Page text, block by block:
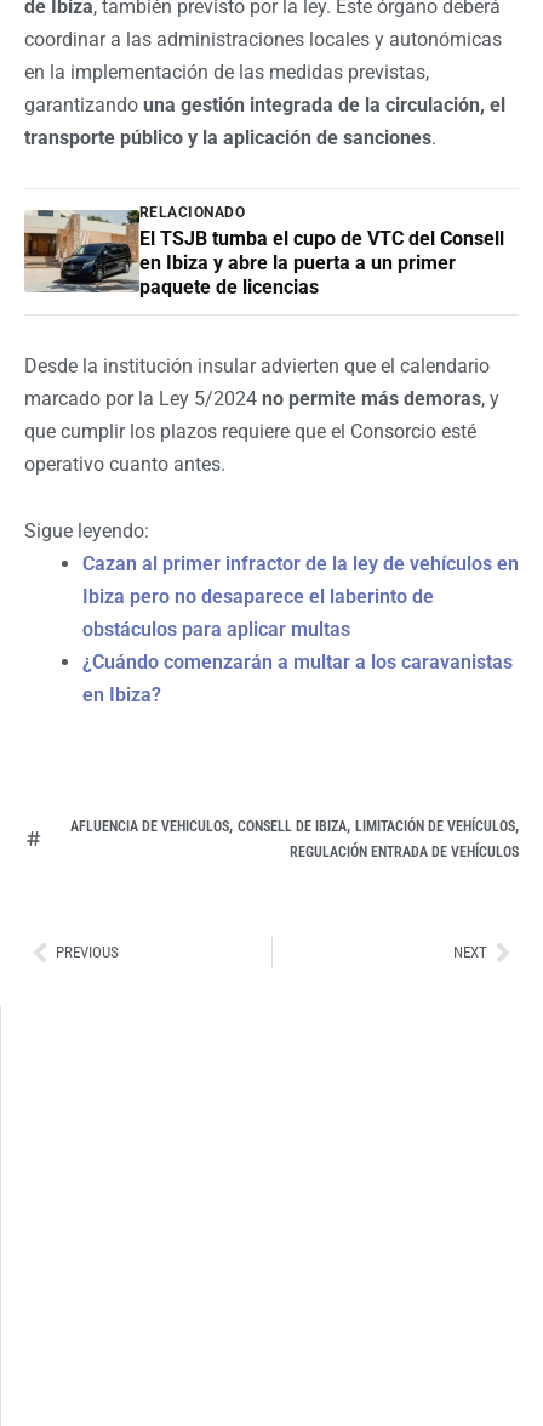
de Ibiza, también previsto por la ley. Este órgano deberá
coordinar a las administraciones locales y autonómicas
en la implementación de las medidas previstas,
garantizando una gestión integrada de la circulación, el
transporte público y la aplicación de sanciones.
RELACIONADO
El TSJB tumba el cupo de VTC del Consell
en Ibiza y abre la puerta a un primer
paquete de licencias
Desde la institución insular advierten que el calendario
marcado por la Ley 5/2024 no permite más demoras, y
que cumplir los plazos requiere que el Consorcio esté
operativo cuanto antes.
Sigue leyendo:
Cazan al primer infractor de la ley de vehículos en
Ibiza pero no desaparece el laberinto de
obstáculos para aplicar multas
¿Cuándo comenzarán a multar a los caravanistas
en Ibiza?
AFLUENCIA DE VEHICULOS, CONSELL DE IBIZA, LIMITACIÓN DE VEHÍCULOS,
REGULACIÓN ENTRADA DE VEHÍCULOS
AntPREVIOUS NEXT